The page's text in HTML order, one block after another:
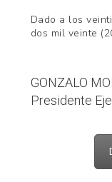
Dado a los
dos mil veinte
GONZALO
Presidente